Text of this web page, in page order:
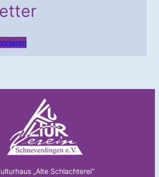
„Alte Schlachterei“